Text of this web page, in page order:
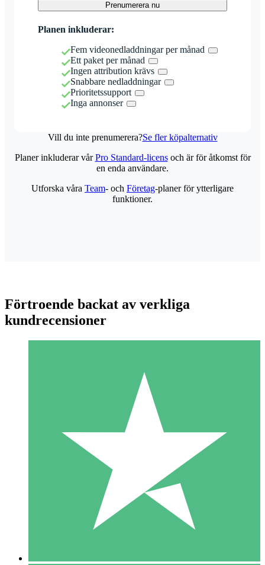
Prenumerera nu
Planen inkluderar:
Fem videonedladdningar per månad
Ett paket per månad
Ingen attribution krävs
Snabbare nedladdningar
Prioritetssupport
Inga annonser
Vill du inte prenumerera?Se fler köpalternativ
Individuella Kreditpaket
Betala per användning med nedladdningskrediter. Inget
1 Nedladdningar
10 00
Planer inkluderar vårPro Standard-licensoch är för åtkomst för
en enda användare.
Utforska våra Team- och Företag-planer för ytterligare
funktioner.
Förtroende backat av verkliga
kundrecensioner